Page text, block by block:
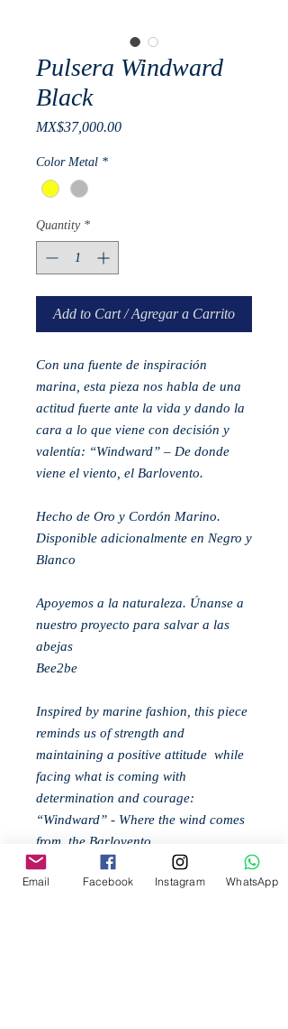
Pulsera Windward
Black
MX$37,000.00Price
Color Metal *
Quantity *
Add to Cart / Agregar a Carrito
Con una fuente de inspiración
marina, esta pieza nos habla de una
actitud fuerte ante la vida y dando la
cara a lo que viene con decisión y
valentía: “Windward” – De donde
viene el viento, el Barlovento.
Hecho de Oro y Cordón Marino.
Disponible adicionalmente en Negro y
Blanco
Apoyemos a la naturaleza. Únanse a
nuestro proyecto para salvar a las
abejas
Bee2be
Inspired by marine fashion, this piece
reminds us of strength and
maintaining a positive attitude while
facing what is coming with
determination and courage:
“Windward” - Where the wind comes
from, the Barlovento.
Made of Gold and Marine Cord.
Additionally available in Black and
Email Facebook Instagram WhatsApp